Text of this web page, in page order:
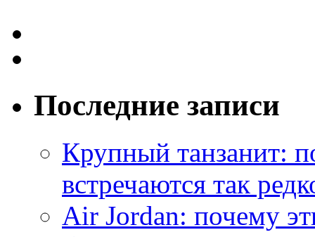
Последние записи
Крупный танзанит:
встречаются так
Air Jordan: почему